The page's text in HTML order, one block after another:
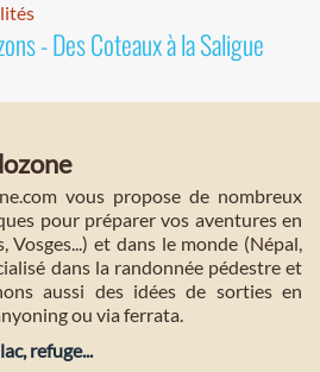
- Des Coteaux à la Saligue
vous propose de nombreux
pour préparer vos aventures en
Vosges...) et dans le monde (Népal,
dans la randonnée pédestre et
aussi des idées de sorties en
ou via ferrata.
refuge...